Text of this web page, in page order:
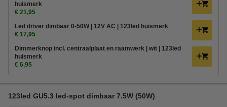
huismerk
€ 21,95
Led driver dimbaar 0-50W | 12V AC | 123led huismerk
€ 17,95
Dimmerknop incl. centraalplaat en raamwerk | wit | 123led
huismerk
€ 6,95
123led GU5.3 led-spot dimbaar 7.5W (50W)